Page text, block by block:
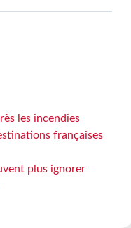
les incendies
françaises
plus ignorer